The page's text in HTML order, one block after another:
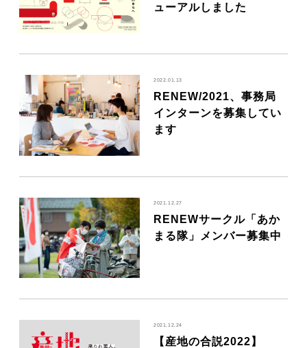
MOVIE
ACCESS / STAY
CONTACT
ューアルしました
2022.01.13
RENEW/2021、事務局
インターンを募集してい
ます
2021.12.27
RENEWサークル「あか
まる隊」メンバー募集中
2021.12.24
【産地の合説2022】